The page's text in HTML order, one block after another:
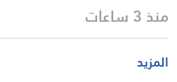
منذ 3 ساعات
المزيد